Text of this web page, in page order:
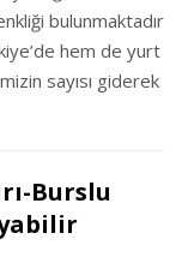
bulunmaktadır
hem de yurt
sayısı giderek
Burslu